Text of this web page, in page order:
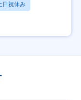
日祝休み